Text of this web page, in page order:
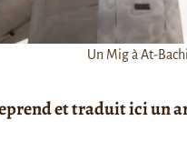
Un Mig à At-
et traduit ici un